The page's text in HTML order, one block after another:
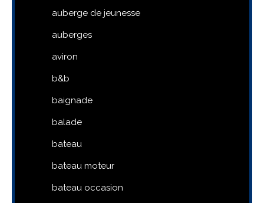
auberge de jeunesse
auberges
aviron
b&b
baignade
balade
bateau
bateau moteur
bateau occasion